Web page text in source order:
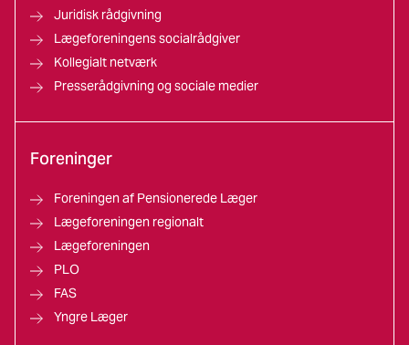
Juridisk rådgivning
Lægeforeningens socialrådgiver
Kollegialt netværk
Presserådgivning og sociale medier
Foreninger
Foreningen af Pensionerede Læger
Lægeforeningen regionalt
Lægeforeningen
PLO
FAS
Yngre Læger